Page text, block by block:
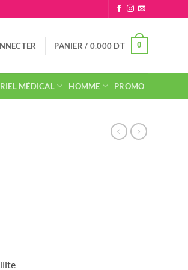
PANIER / 0.000 DT 0
MÉDICAL HOMME PROMO